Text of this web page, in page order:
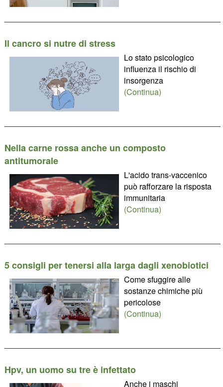
Il cancro si nutre di stress
Lo stato psicologico
influenza il rischio di
insorgenza
(Continua)
Nella carne rossa anche un composto
antitumorale
L'acido trans-vaccenico
può rafforzare la risposta
immunitaria
(Continua)
5 consigli per tenersi alla larga dagli xenobiotici
Come sfuggire alle
sostanze chimiche più
pericolose
(Continua)
Hpv, un uomo su tre è infettato
Anche i maschi